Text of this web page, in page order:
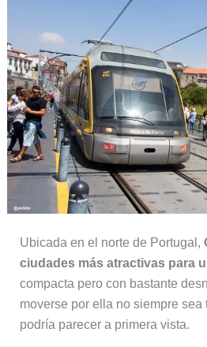
Ubicada en el norte de Portugal,
ciudades más atractivas para
compacta pero con bastante
moverse por ella no siempre
podría parecer a primera vista.